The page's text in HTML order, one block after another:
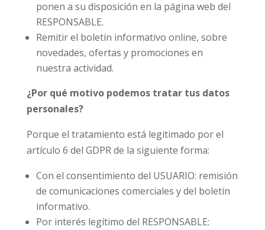
ponen a su disposición en la página web del
RESPONSABLE.
Remitir el boletín informativo online, sobre
novedades, ofertas y promociones en
nuestra actividad.
¿Por qué motivo podemos tratar tus datos
personales?
Porque el tratamiento está legitimado por el
artículo 6 del GDPR de la siguiente forma:
Con el consentimiento del USUARIO: remisión
de comunicaciones comerciales y del boletín
informativo.
Por interés legítimo del RESPONSABLE: